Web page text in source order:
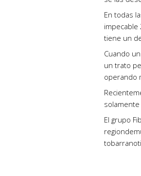
En todas
impecable
tiene un
Cuando
un trato
operando
El grupo